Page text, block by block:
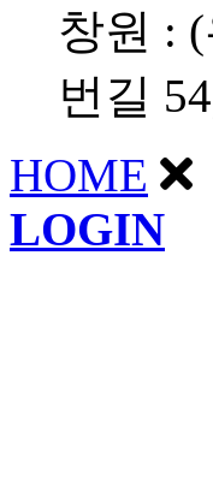
창원 :
번길
HOME
LOGIN